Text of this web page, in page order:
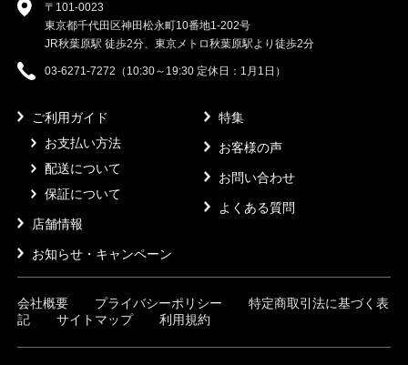
〒101-0023
東京都千代田区神田松永町10番地1-202号
JR秋葉原駅 徒歩2分、東京メトロ秋葉原駅より徒歩2分
03-6271-7272（10:30～19:30 定休日：1月1日）
ご利用ガイド
お支払い方法
配送について
保証について
店舗情報
お知らせ・キャンペーン
特集
お客様の声
お問い合わせ
よくある質問
会社概要 プライバシーポリシー
特定商取引法に基づく表
記
サイトマップ 利用規約